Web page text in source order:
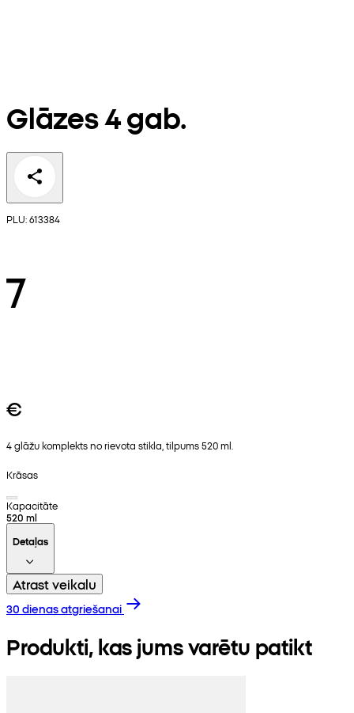
Glāzes 4 gab.
PLU: 613384
7
€
4 glāžu komplekts no rievota stikla, tilpums 520 ml.
Krāsas
Kapacitāte
520 ml
Detaļas
Atrast veikalu
30 dienas atgriešanai
Produkti, kas jums varētu patikt